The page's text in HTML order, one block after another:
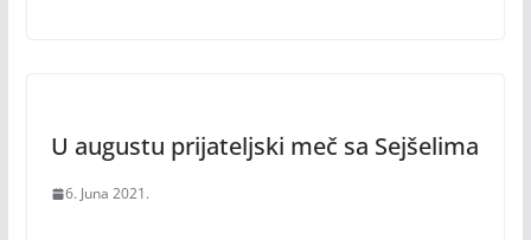
U augustu prijateljski meč sa Sejšelima
6. Juna 2021.